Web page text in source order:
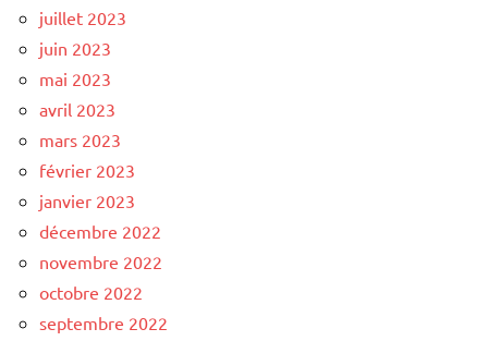
juillet 2023
juin 2023
mai 2023
avril 2023
mars 2023
février 2023
janvier 2023
décembre 2022
novembre 2022
octobre 2022
septembre 2022